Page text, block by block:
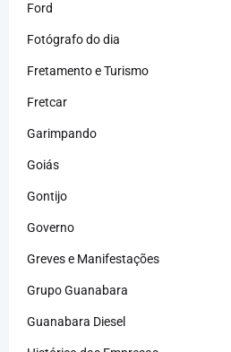
Ford
Fotógrafo do dia
Fretamento e Turismo
Fretcar
Garimpando
Goiás
Gontijo
Governo
Greves e Manifestações
Grupo Guanabara
Guanabara Diesel